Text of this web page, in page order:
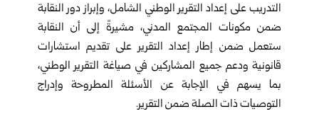
التدريب على إعداد التقرير الوطني الشامل، وإبراز دور النقابة
ضمن مكونات المجتمع المدني، مشيرةً إلى أن النقابة
ستعمل ضمن إطار إعداد التقرير على تقديم استشارات
قانونية ودعم جميع المشاركين في صياغة التقرير الوطني،
بما يسهم في الإجابة عن الأسئلة المطروحة وإدراج
التوصيات ذات الصلة ضمن التقرير.